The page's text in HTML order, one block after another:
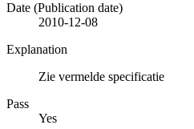
Date (Publication date)
2010-12-08
Explanation
Zie vermelde specificatie
Pass
Yes